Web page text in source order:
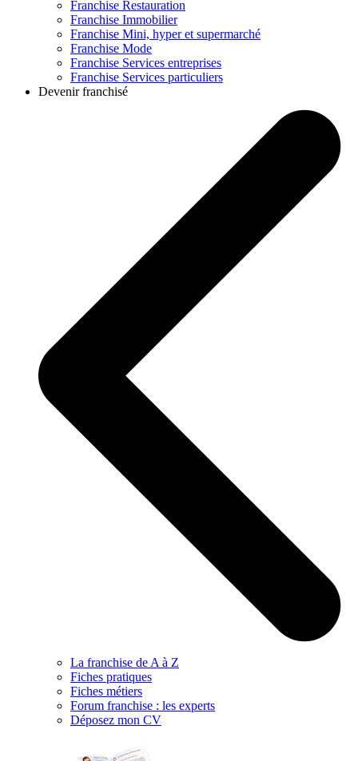
Franchise Restauration
Franchise Immobilier
Franchise Mini, hyper et supermarché
Franchise Mode
Franchise Services entreprises
Franchise Services particuliers
Devenir franchisé
La franchise de A à Z
Fiches pratiques
Fiches métiers
Forum franchise : les experts
Déposez mon CV